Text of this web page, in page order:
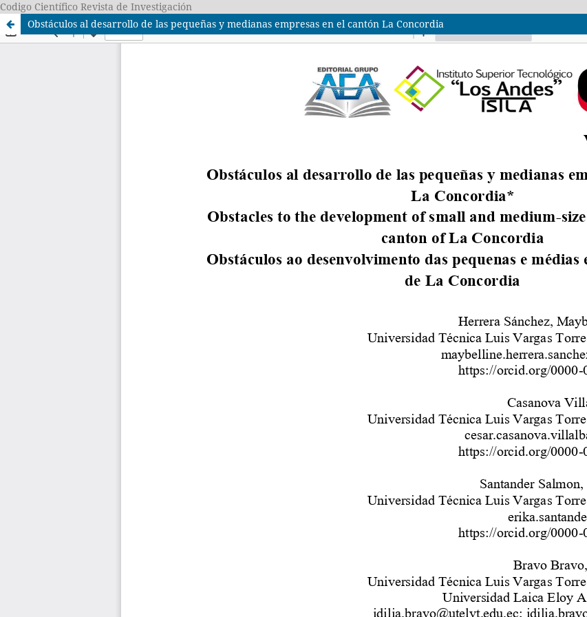
Codigo Científico Revista de Investigación
Obstáculos al desarrollo de las pequeñas y medianas empresas en el cantón La Concordia